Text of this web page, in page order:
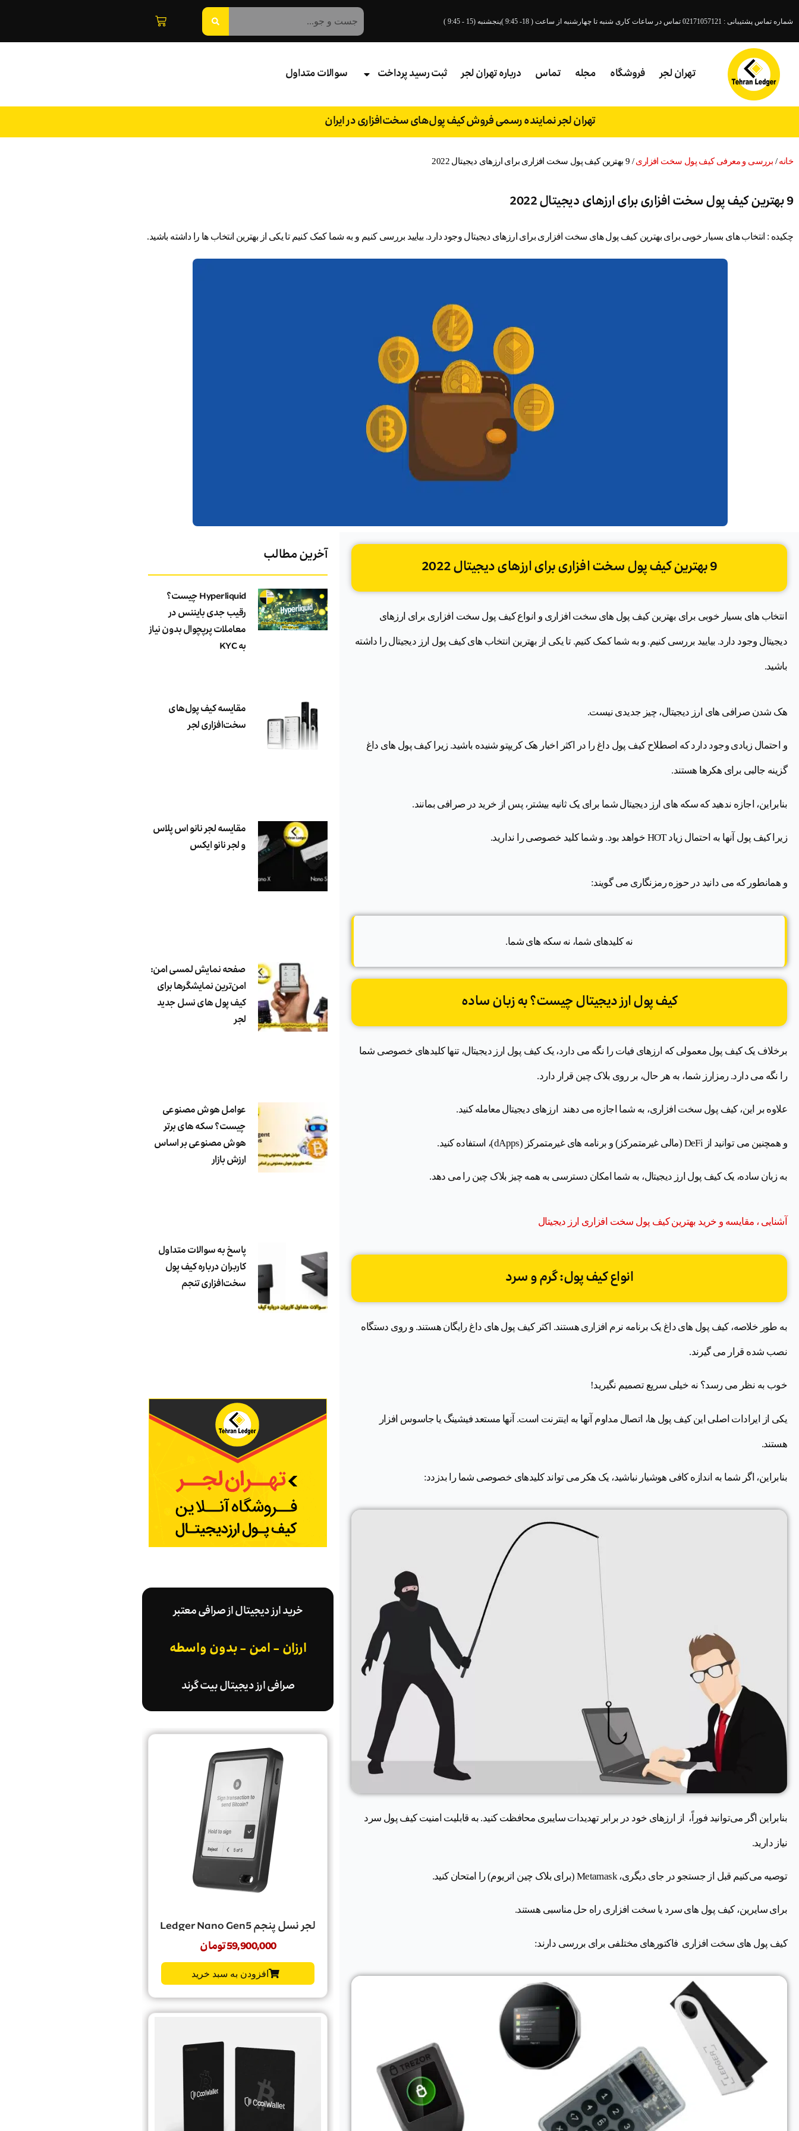
شماره تماس پشتیبانی : 02171057121 تماس در ساعات کاری شنبه تا چهارشنبه از ساعت ( 18- 9:45 )پنجشنبه (15 - 9:45 )
تهران لجر فروشگاه مجله تماس درباره تهران لجر ثبت رسید پرداخت سوالات متداول
تهران لجر نماینده رسمی فروش کیف پول‌های سخت‌افزاری در ایران
خانه / بررسی و معرفی کیف پول سخت افزاری / 9 بهترین کیف پول سخت افزاری برای ارزهای دیجیتال 2022
9 بهترین کیف پول سخت افزاری برای ارزهای دیجیتال 2022
چکیده : انتخاب های بسیار خوبی برای بهترین کیف پول های سخت افزاری برای ارزهای دیجیتال وجود دارد. بیایید بررسی کنیم و به شما کمک کنیم تا یکی از بهترین انتخاب ها را داشته باشید.
9 بهترین کیف پول سخت افزاری برای ارزهای دیجیتال 2022
انتخاب های بسیار خوبی برای بهترین کیف پول های سخت افزاری و انواع کیف پول سخت افزاری برای ارزهای
دیجیتال وجود دارد. بیایید بررسی کنیم. و به شما کمک کنیم. تا یکی از بهترین انتخاب های کیف پول ارز دیجیتال را داشته
باشید.
هک شدن صرافی های ارز دیجیتال، چیز جدیدی نیست.
و احتمال زیادی وجود دارد که اصطلاح کیف پول داغ را در اکثر اخبار هک کریپتو شنیده باشید. زیرا کیف پول های داغ
گزینه جالبی برای هکرها هستند.
بنابراین، اجازه ندهید که سکه های ارز دیجیتال شما برای یک ثانیه بیشتر، پس از خرید در صرافی بمانند.
زیرا کیف پول آنها به احتمال زیاد HOT خواهد بود. و شما کلید خصوصی را ندارید.
و همانطور که می دانید در حوزه رمزنگاری می گویند:
نه کلیدهای شما، نه سکه های شما.
کیف پول ارز دیجیتال چیست؟ به زبان ساده
برخلاف یک کیف پول معمولی که ارزهای فیات را نگه می دارد، یک کیف پول ارز دیجیتال، تنها کلیدهای خصوصی شما
را نگه می دارد. رمزارز شما، به هر حال، بر روی بلاک چین قرار دارد.
علاوه بر این، کیف پول سخت افزاری، به شما اجازه می دهند ارزهای دیجیتال معامله کنید.
و همچنین می توانید از DeFi (مالی غیرمتمرکز) و برنامه های غیرمتمرکز (dApps)، استفاده کنید.
به زبان ساده، یک کیف پول ارز دیجیتال، به شما امکان دسترسی به همه چیز بلاک چین را می دهد.
آشنایی ، مقایسه و خرید بهترین کیف پول سخت افزاری ارز دیجیتال
انواع کیف پول: گرم و سرد
به طور خلاصه، کیف پول های داغ یک برنامه نرم افزاری هستند. اکثر کیف پول های داغ رایگان هستند. و روی دستگاه
نصب شده قرار می گیرند.
خوب به نظر می رسد؟ نه خیلی سریع تصمیم نگیرید!
یکی از ایرادات اصلی این کیف پول ها، اتصال مداوم آنها به اینترنت است. آنها مستعد فیشینگ یا جاسوس افزار
هستند.
بنابراین، اگر شما به اندازه کافی هوشیار نباشید، یک هکر می تواند کلیدهای خصوصی شما را بدزدد:
بنابراین اگر می‌توانید فوراً، از ارزهای خود در برابر تهدیدات سایبری محافظت کنید. به قابلیت امنیت کیف پول سرد
نیاز دارید.
توصیه می‌کنیم قبل از جستجو در جای دیگری، Metamask (برای بلاک چین اتریوم) را امتحان کنید.
برای سایرین، کیف پول های سرد یا سخت افزاری راه حل مناسبی هستند.
کیف پول های سخت افزاری فاکتورهای مختلفی برای بررسی دارند:
آخرین مطالب
Hyperliquid چیست؟
رقیب جدی بایننس در
معاملات پرپچوال بدون نیاز
به KYC
مقایسه کیف پول‌های
سخت‌افزاری لجر
مقایسه لجر نانو اس پلاس
و لجر نانو ایکس
صفحه نمایش لمسی امن:
امن‌ترین نمایشگرها برای
کیف پول های نسل جدید
لجر
عوامل هوش مصنوعی
چیست؟ سکه های برتر
هوش مصنوعی بر اساس
ارزش بازار
پاسخ به سوالات متداول
کاربران درباره کیف پول
سخت‌افزاری تنجم
خرید ارز دیجیتال از صرافی معتبر
ارزان - امن - بدون واسطه
صرافی ارز دیجیتال بیت گرند
لجر نسل پنجم Ledger Nano Gen5
59,900,000تومان
افزودن به سبد خرید